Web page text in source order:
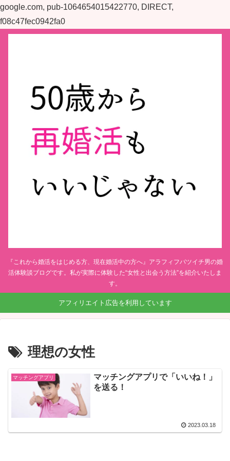
google.com, pub-1064654015422770, DIRECT,
f08c47fec0942fa0
『これから婚活をはじめる方、現在婚活中の方へ』アラフィフバツイチ男の婚
活体験談ブログです。私が実際に体験した“女性と出会う方法”を紹介いたしま
す。
アフィリエイト広告を利用しています
理想の女性
マッチングアプリ
マッチングアプリで「いいね！」
を送る！
2023.03.18